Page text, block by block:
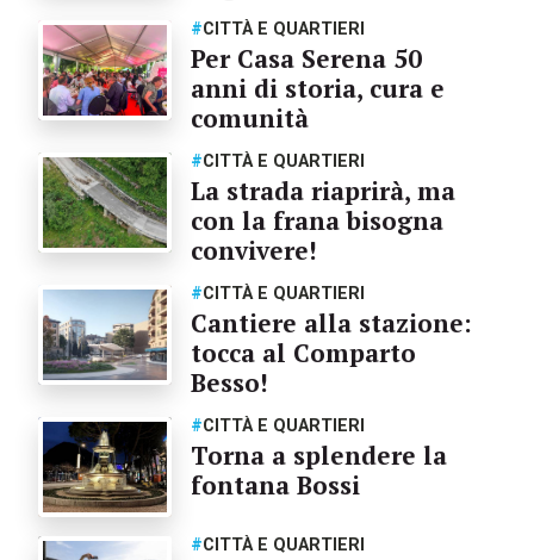
#CITTÀ E QUARTIERI
Per Casa Serena 50
anni di storia, cura e
comunità
#CITTÀ E QUARTIERI
La strada riaprirà, ma
con la frana bisogna
convivere!
#CITTÀ E QUARTIERI
Cantiere alla stazione:
tocca al Comparto
Besso!
#CITTÀ E QUARTIERI
Torna a splendere la
fontana Bossi
#CITTÀ E QUARTIERI